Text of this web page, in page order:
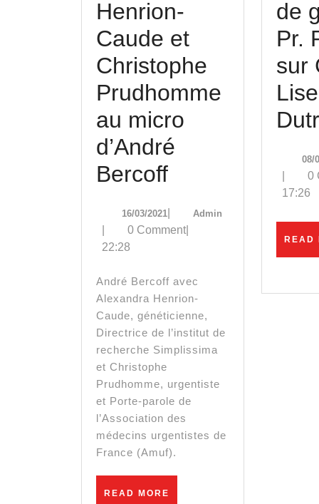
Henrion-
Caude et
Christophe
Prudhomme
au micro
d’André
BercoffVaccins
Alexandra
Caude
et
Christophe
Prudhomme
au
micro
d’André
Bercoff
16/03/202116/03/2021
Admin
0 Comment
22:28
André Bercoff avec
Alexandra Henrion-
Caude, généticienne,
Directrice de l’institut de
recherche Simplissima
et Christophe
Prudhomme, urgentiste
et Porte-parole de
l’Association des
médecins urgentistes de
France (Amuf).
READ MORE
de
Pr.
sur
08/
0
17:26
READ